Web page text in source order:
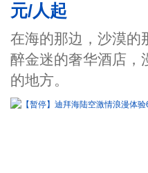
元/人起
在海的那边，沙漠的
醉金迷的奢华酒店
的地方。